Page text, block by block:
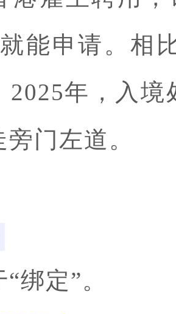
能申请。相
2025年，入
门左道。
绑定”。